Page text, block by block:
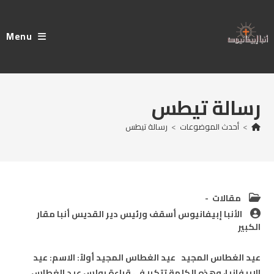
content
Menu
رسالة تيطس
> أحدث الموضوعات > رسالة تيطس
Post
category:
مقالات
Post
author:
الأنبا إبيفانيوس أسقف ورئيس دير القديس أنبا مقار
الكبير
عيد الغطاس المجيد عيد الغطاس المجيد أولاً: الاسم: عيد